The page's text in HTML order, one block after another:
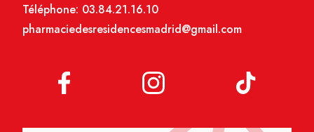
Téléphone: 03.84.21.16.10
pharmaciedesresidencesmadrid@gmail.com